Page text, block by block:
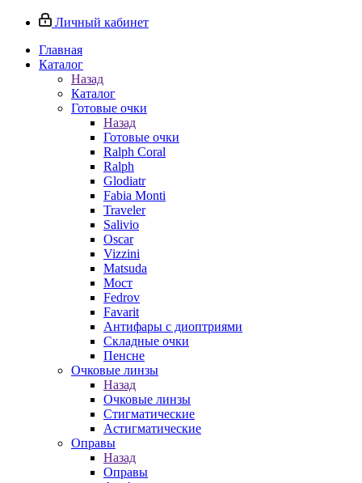
Личный кабинет
Главная
Каталог
Назад
Каталог
Готовые очки
Назад
Готовые очки
Ralph Coral
Ralph
Glodiatr
Fabia Monti
Traveler
Salivio
Oscar
Vizzini
Matsuda
Мост
Fedrov
Favarit
Антифары с диоптриями
Складные очки
Пенсне
Очковые линзы
Назад
Очковые линзы
Стигматические
Астигматические
Оправы
Назад
Оправы